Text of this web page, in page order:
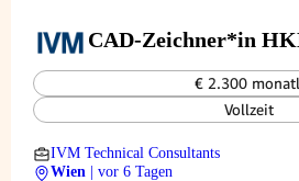
CAD-Zeichner*in
€ 2.300
Vollzeit
IVM Technical Consultants
Wien
| vor 6 Tagen